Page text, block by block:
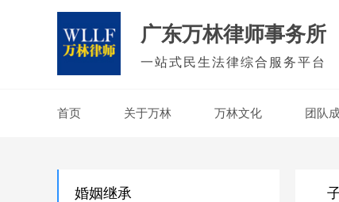
广东万林律师事务所
一站式民生法律综合服务平台
首页 关于万林 万林文化 团队
婚姻继承